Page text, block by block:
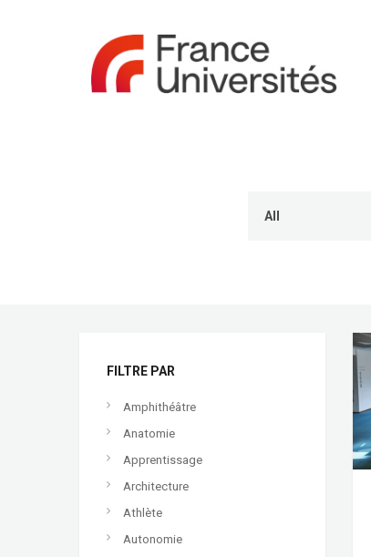
FILTRE PAR
Amphithéâtre
Anatomie
Apprentissage
Architecture
Athlète
Autonomie